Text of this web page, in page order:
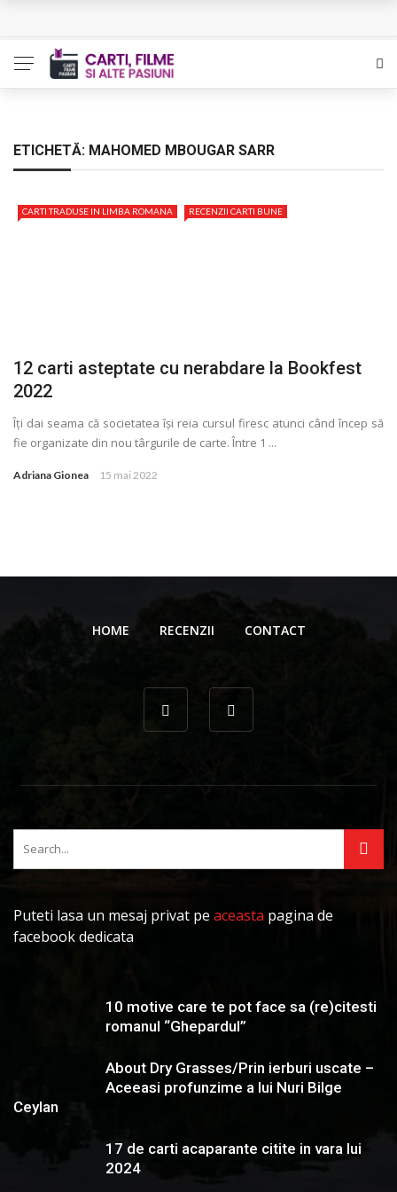
The Man Who Sold Air in the Holy Land – Generatia care
Queer – Un Burroughs sentimental
Luati-ma drept un vis. Povestiri in K. minor – Dor de Kafka
ETICHETĂ: MAHOMED MBOUGAR SARR
CARTI TRADUSE IN LIMBA ROMANA RECENZII CARTI BUNE
12 carti asteptate cu nerabdare la Bookfest
2022
Îţi dai seama că societatea își reia cursul firesc atunci când încep să
fie organizate din nou târgurile de carte. Între 1 ...
Adriana Gionea 15 mai 2022
HOME RECENZII CONTACT
Puteti lasa un mesaj privat pe aceasta pagina de
facebook dedicata
10 motive care te pot face sa (re)citesti
romanul “Ghepardul”
About Dry Grasses/Prin ierburi uscate –
Aceeasi profunzime a lui Nuri Bilge
Ceylan
17 de carti acaparante citite in vara lui
2024